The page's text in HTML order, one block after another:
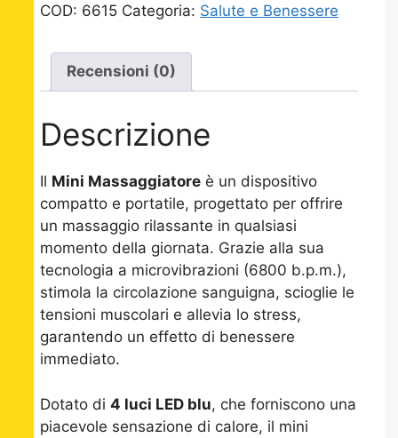
COD: 6615 Categoria: Salute e Benessere
Recensioni (0)
Descrizione
Il Mini Massaggiatore è un dispositivo
compatto e portatile, progettato per offrire
un massaggio rilassante in qualsiasi
momento della giornata. Grazie alla sua
tecnologia a microvibrazioni (6800 b.p.m.),
stimola la circolazione sanguigna, scioglie le
tensioni muscolari e allevia lo stress,
garantendo un effetto di benessere
immediato.
Dotato di 4 luci LED blu, che forniscono una
piacevole sensazione di calore, il mini